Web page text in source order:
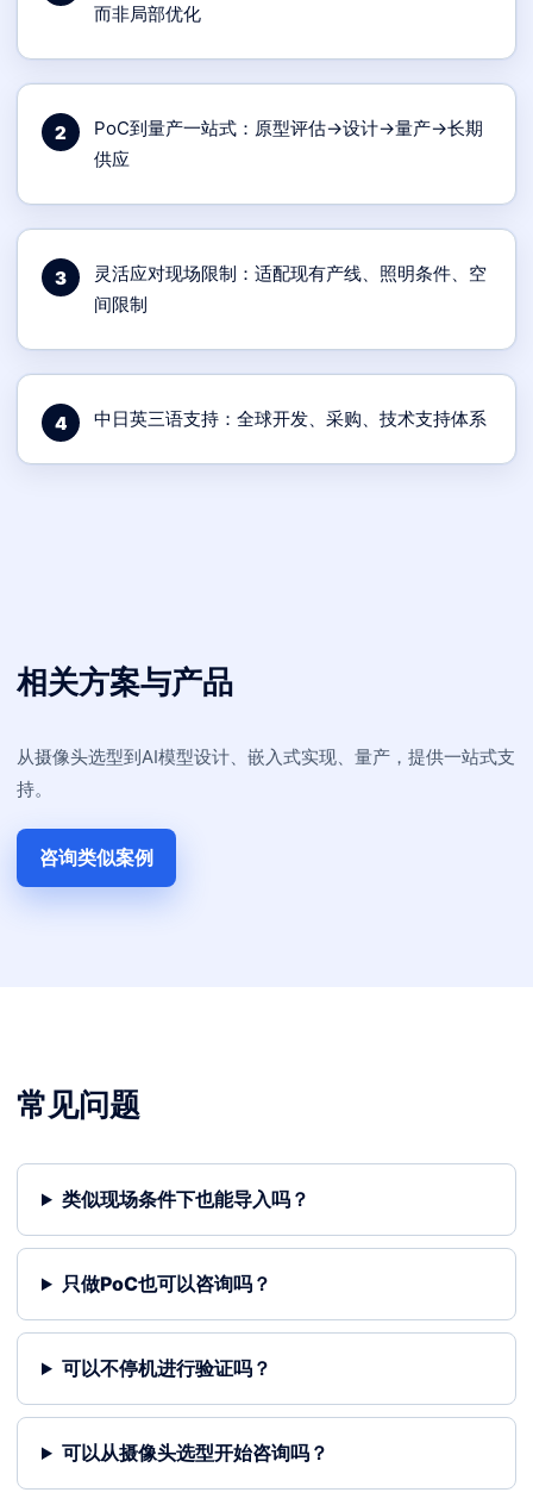
而非局部优化
2
PoC到量产一站式：原型评估→设计→量产→长期
供应
3
灵活应对现场限制：适配现有产线、照明条件、空
间限制
4 中日英三语支持：全球开发、采购、技术支持体系
相关方案与产品
从摄像头选型到AI模型设计、嵌入式实现、量产，提供一站式支
持。
咨询类似案例
常见问题
类似现场条件下也能导入吗？
只做PoC也可以咨询吗？
可以不停机进行验证吗？
可以从摄像头选型开始咨询吗？